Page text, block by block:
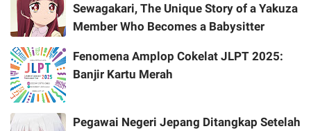
Sewagakari, The Unique Story of a Yakuza
Member Who Becomes a Babysitter
Fenomena Amplop Cokelat JLPT 2025:
Banjir Kartu Merah
Pegawai Negeri Jepang Ditangkap Setelah